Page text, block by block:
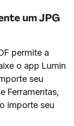
um JPG
permite a
o app Lumin
seu
Ferramentas,
importe seu